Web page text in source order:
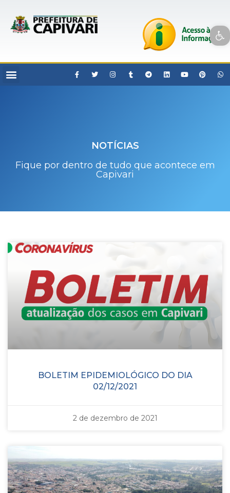
Open toolbar
NOTÍCIAS
Fique por dentro de tudo que acontece em
Capivari
BOLETIM EPIDEMIOLÓGICO DO DIA
02/12/2021
2 de dezembro de 2021